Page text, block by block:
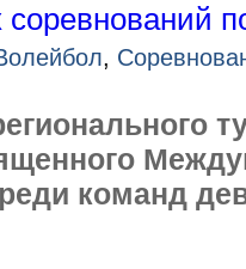
Галерея
коррупции
соревнований
,
команд